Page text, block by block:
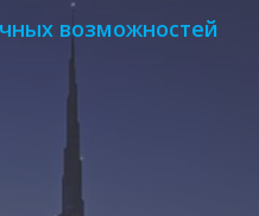
возможностей